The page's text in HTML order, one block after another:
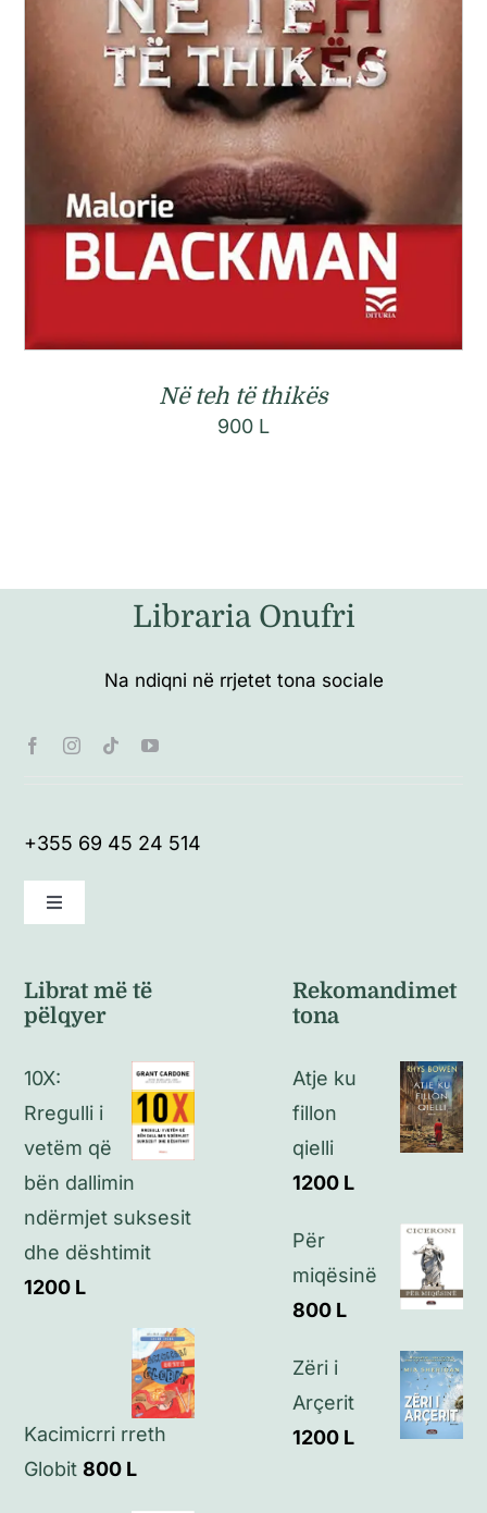
Në teh të thikës
900 L
Libraria Onufri
Na ndiqni në rrjetet tona sociale
+355 69 45 24 514
Toggle
Politikat e kthimeve
Politikat e privatësisë
Librat më të
pëlqyer
10X:
Rregulli i
vetëm që
bën dallimin
ndërmjet suksesit
dhe dështimit
1200 L
Kacimicrri rreth
Globit 800 L
Rekomandimet
tona
Atje ku
fillon
qielli
1200 L
Për
miqësinë
800 L
Zëri i
Arçerit
1200 L